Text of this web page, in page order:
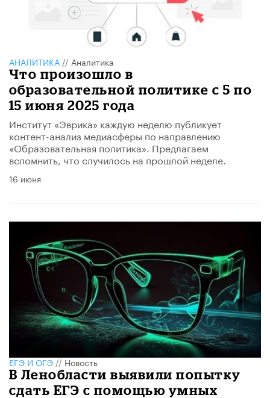
АНАЛИТИКА // Аналитика
Что произошло в
образовательной политике с 5 по
15 июня 2025 года
Институт «Эврика» каждую неделю публикует
контент-анализ медиасферы по направлению
«Образовательная политика». Предлагаем
вспомнить, что случилось на прошлой неделе.
16 июня
ЕГЭ И ОГЭ//Новость
В Ленобласти выявили попытку
сдать ЕГЭ с помощью умных